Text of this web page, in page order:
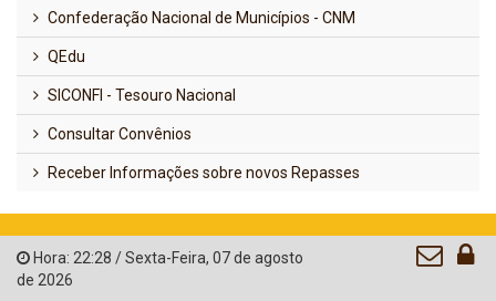
Confederação Nacional de Municípios - CNM
QEdu
SICONFI - Tesouro Nacional
Consultar Convênios
Receber Informações sobre novos Repasses
Hora: 22:28 /Sexta-Feira, 07 de agosto
de 2026